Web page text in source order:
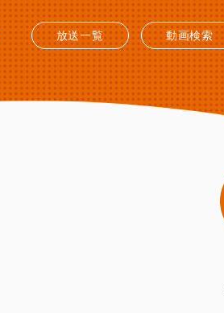
放送一覧 動画検索